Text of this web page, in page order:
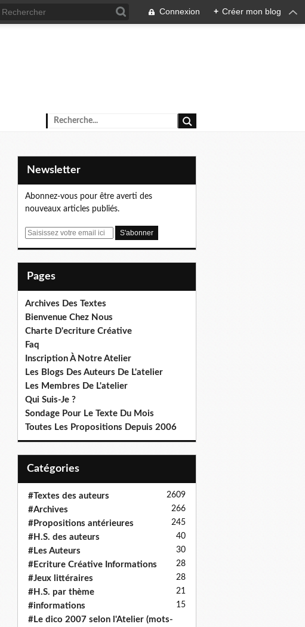
Connexion + Créer mon blog
Newsletter
Abonnez-vous pour être averti des
nouveaux articles publiés.
E
Pages
Archives Des Textes
Bienvenue Chez Nous
Charte D'ecriture Créative
Faq
Inscription À Notre Atelier
Les Blogs Des Auteurs De L'atelier
Les Membres De L'atelier
Qui Suis-Je ?
Sondage Pour Le Texte Du Mois
Toutes Les Propositions Depuis 2006
Catégories
#Textes des auteurs 2609
#Archives 266
#Propositions antérieures 245
#H.S. des auteurs 40
#Les Auteurs 30
#Ecriture Créative Informations 28
#Jeux littéraires 28
#H.S. par thème 21
#informations 15
#Le dico 2007 selon l'Atelier (mots-